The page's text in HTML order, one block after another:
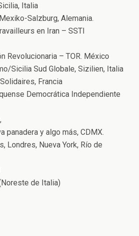
Italia
Salzburg, Alemania.
en Iran – SSTI
Revolucionaria – TOR. México
Sicilia Sud Globale, Sizilien, Italia
Francia
Democrática Independiente
panadera y algo más, CDMX.
Londres, Nueva York, Río de
de Italia)